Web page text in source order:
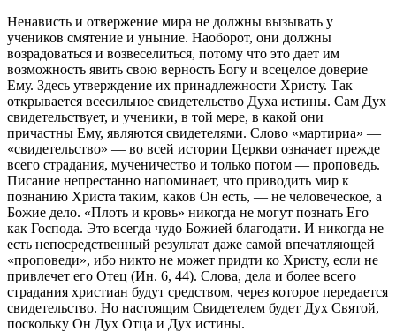
Ненависть и отвержение мира не должны вызывать у
учеников смятение и уныние. Наоборот, они должны
возрадоваться и возвеселиться, потому что это дает им
возможность явить свою верность Богу и всецелое доверие
Ему. Здесь утверждение их принадлежности Христу. Так
открывается всесильное свидетельство Духа истины. Сам Дух
свидетельствует, и ученики, в той мере, в какой они
причастны Ему, являются свидетелями. Слово «мартириа» —
«свидетельство» — во всей истории Церкви означает прежде
всего страдания, мученичество и только потом — проповедь.
Писание непрестанно напоминает, что приводить мир к
познанию Христа таким, каков Он есть, — не человеческое, а
Божие дело. «Плоть и кровь» никогда не могут познать Его
как Господа. Это всегда чудо Божией благодати. И никогда не
есть непосредственный результат даже самой впечатляющей
«проповеди», ибо никто не может придти ко Христу, если не
привлечет его Отец (Ин. 6, 44). Слова, дела и более всего
страдания христиан будут средством, через которое передается
свидетельство. Но настоящим Свидетелем будет Дух Святой,
поскольку Он Дух Отца и Дух истины.